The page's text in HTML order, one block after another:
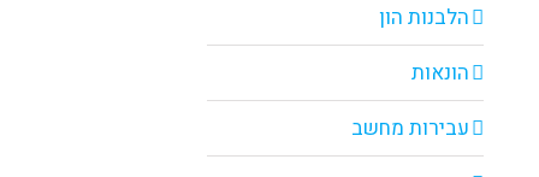
הלבנות הון
הונאות
עבירות מחשב